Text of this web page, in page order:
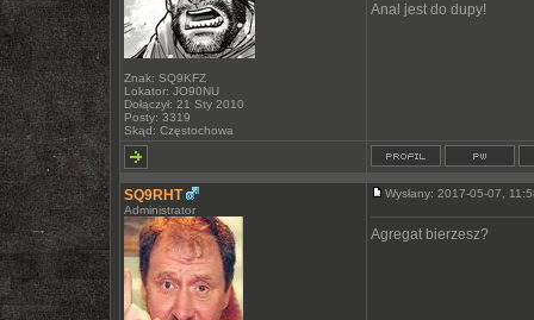
Znak: SQ9KFZ
Lokator: JO90NU
Dołączył: 21 Sty 2010
Posty: 3319
Skąd: Częstochowa
Anal jest do dupy!
SQ9RHT
Administrator
Wysłany: 2017-05-07,
Agregat bierzesz?